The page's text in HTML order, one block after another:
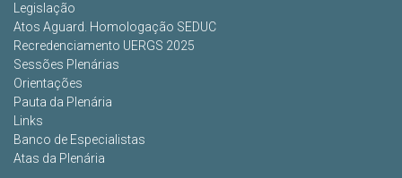
Legislação
Atos Aguard. Homologação SEDUC
Recredenciamento UERGS 2025
Sessões Plenárias
Orientações
Pauta da Plenária
Links
Banco de Especialistas
Atas da Plenária